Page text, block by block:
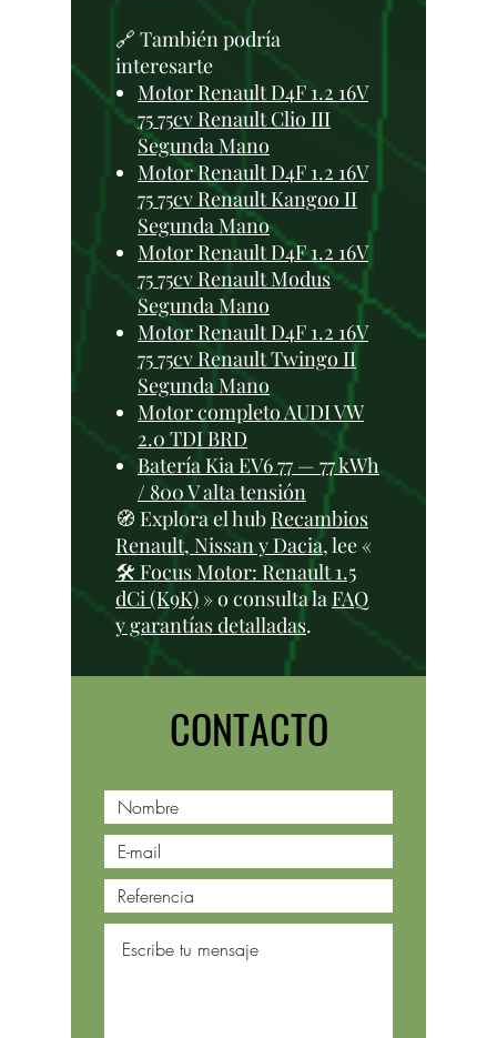
🔗 También podría
interesarte
Motor Renault D4F 1.2 16V
75 75cv Renault Clio III
Segunda Mano
Motor Renault D4F 1.2 16V
75 75cv Renault Kangoo II
Segunda Mano
Motor Renault D4F 1.2 16V
75 75cv Renault Modus
Segunda Mano
Motor Renault D4F 1.2 16V
75 75cv Renault Twingo II
Segunda Mano
Motor completo AUDI VW
2.0 TDI BRD
Batería Kia EV6 77 — 77 kWh
/ 800 V alta tensión
🧭 Explora el hub Recambios
Renault, Nissan y Dacia, lee «
🛠️ Focus Motor: Renault 1.5
dCi (K9K) » o consulta laFAQ
y garantías detalladas.
CONTACTO